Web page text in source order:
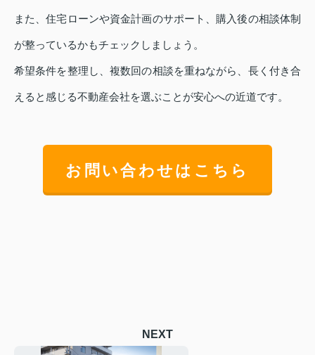
また、住宅ローンや資金計画のサポート、購入後の相談体制
が整っているかもチェックしましょう。
希望条件を整理し、複数回の相談を重ねながら、長く付き合
えると感じる不動産会社を選ぶことが安心への近道です。
お問い合わせはこちら
NEXT